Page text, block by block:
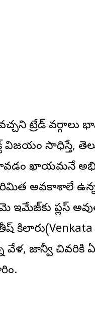
ట్రేడ్ వర్గాలు
సాధిస్తే,
రావడం ఖాయమనే
పరిమిత అవకాశాలే
ప్లస్
వేళ, జాన్వీ చివరికి